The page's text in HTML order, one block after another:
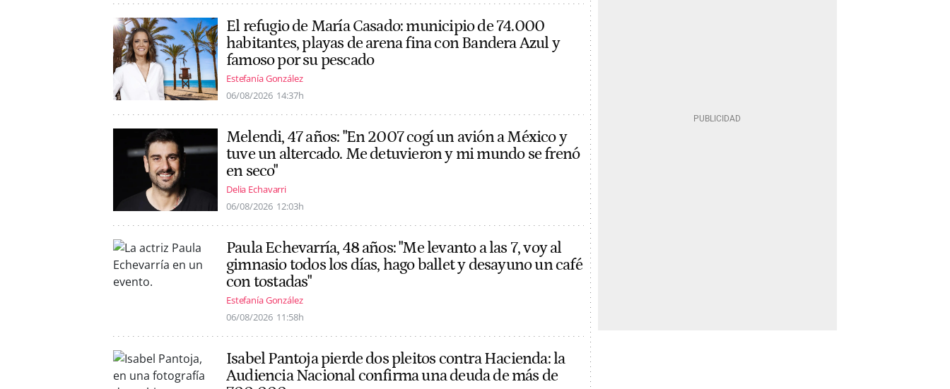
El refugio de María Casado: municipio de 74.000
habitantes, playas de arena fina con Bandera Azul y
famoso por su pescado
Estefanía González
06/08/2026 14:37h
Melendi, 47 años: "En 2007 cogí un avión a México y
tuve un altercado. Me detuvieron y mi mundo se frenó
en seco"
Delia Echavarri
06/08/2026 12:03h
Paula Echevarría, 48 años: "Me levanto a las 7, voy al
gimnasio todos los días, hago ballet y desayuno un café
con tostadas"
Estefanía González
06/08/2026 11:58h
Isabel Pantoja pierde dos pleitos contra Hacienda: la
Audiencia Nacional confirma una deuda de más de